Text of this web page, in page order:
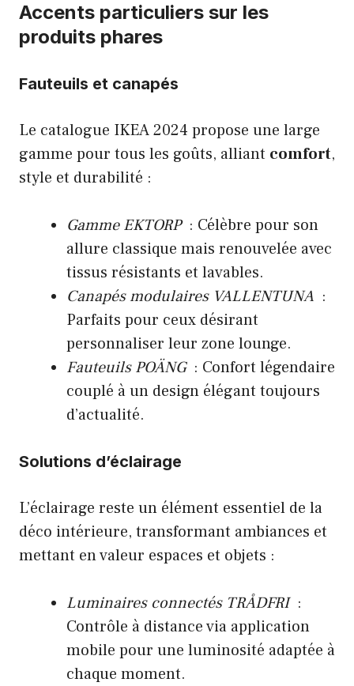
Accents particuliers sur les
produits phares
Fauteuils et canapés
Le catalogue IKEA 2024 propose une large
gamme pour tous les goûts, alliant comfort,
style et durabilité :
Gamme EKTORP: Célèbre pour son
allure classique mais renouvelée avec
tissus résistants et lavables.
Canapés modulaires VALLENTUNA :
Parfaits pour ceux désirant
personnaliser leur zone lounge.
Fauteuils POÄNG: Confort légendaire
couplé à un design élégant toujours
d’actualité.
Solutions d’éclairage
L’éclairage reste un élément essentiel de la
déco intérieure, transformant ambiances et
mettant en valeur espaces et objets :
Luminaires connectés TRÅDFRI:
Contrôle à distance via application
mobile pour une luminosité adaptée à
chaque moment.